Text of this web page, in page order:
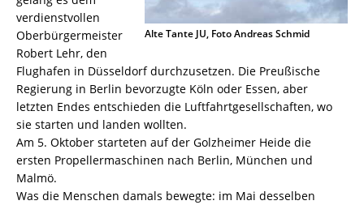
Alte Tante JU, Foto Andreas Schmid
verdienstvollen
Oberbürgermeister
Robert Lehr, den
Flughafen in Düsseldorf durchzusetzen. Die Preußische
Regierung in Berlin bevorzugte Köln oder Essen, aber
letzten Endes entschieden die Luftfahrtgesellschaften, wo
sie starten und landen wollten.
Am 5. Oktober starteten auf der Golzheimer Heide die
ersten Propellermaschinen nach Berlin, München und
Malmö.
Was die Menschen damals bewegte: im Mai desselben